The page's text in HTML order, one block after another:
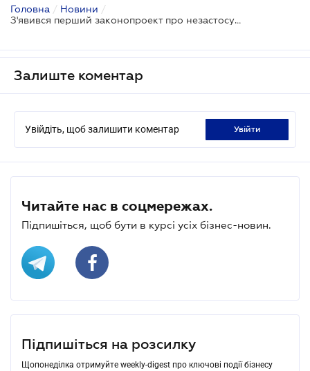
Головна / Новини /
З'явився перший законопроект про незастосування санкцій через кібератаку
Залиште коментар
Увійдіть, щоб залишити коментар увійти
Читайте нас в соцмережах.
Підпишіться, щоб бути в курсі усіх бізнес-новин.
Підпишіться на розсилку
Щопонеділка отримуйте weekly-digest про ключові події бізнесу